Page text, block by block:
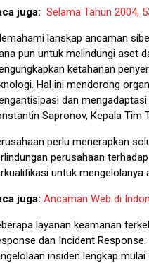
juga: Selama Tahun 2004,
lanskap ancaman
pun untuk melindungi aset
ketahanan
Hal ini mendorong
dan
Sapronov, Kepala Tim
perlu menerapkan
perusahaan
untuk mengelolanya
juga: Ancaman Web di
layanan keamanan
dan Incident
insiden lengkap